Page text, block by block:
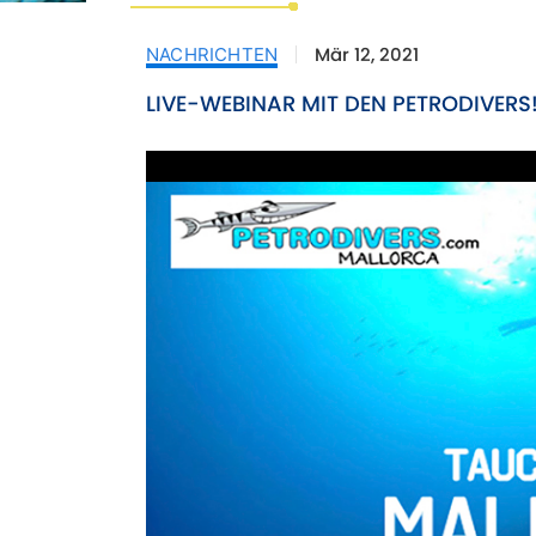
NACHRICHTEN Mär 12, 2021
LIVE-WEBINAR MIT DEN